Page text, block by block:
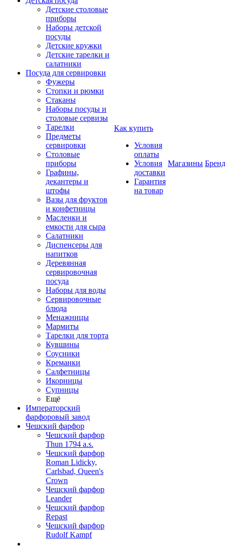
Детские столовые
приборы
Наборы детской
посуды
Детские кружки
Детские тарелки и
салатники
Посуда для сервировки
Фужеры
Стопки и рюмки
Стаканы
Наборы посуды и
столовые сервизы
Тарелки
Предметы
сервировки
Столовые
приборы
Графины,
декантеры и
штофы
Вазы для фруктов
и конфетницы
Масленки и
емкости для сыра
Салатники
Диспенсеры для
напитков
Деревянная
сервировочная
посуда
Наборы для воды
Сервировочные
блюда
Менажницы
Мармиты
Тарелки для торта
Кувшины
Соусники
Креманки
Салфетницы
Икорницы
Супницы
Ещё
Императорский
фарфоровый завод
Чешский фарфор
Чешский фарфор
Thun 1794 a.s.
Чешский фарфор
Roman Lidicky,
Carlsbad, Queen's
Crown
Чешский фарфор
Leander
Чешский фарфор
Repast
Чешский фарфор
Rudolf Kampf
Как купить
Условия
оплаты
Условия
доставки
Гарантия
на товар
Магазины